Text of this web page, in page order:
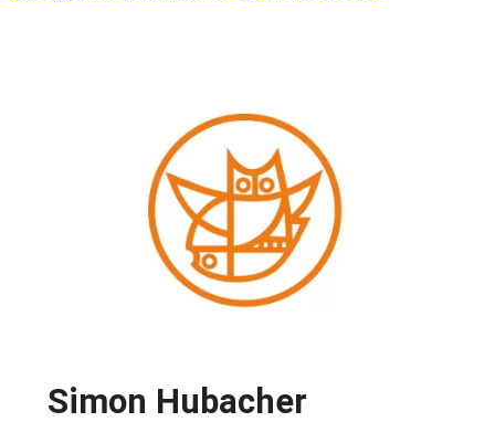
Simon Hubacher